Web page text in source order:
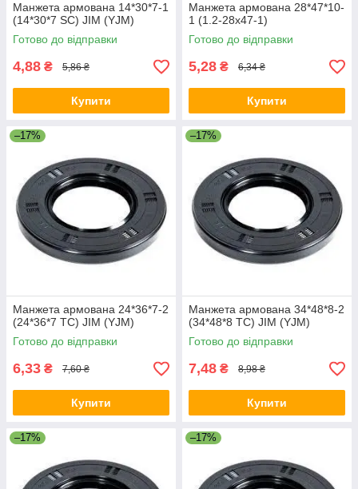
Манжета армована 14*30*7-1
(14*30*7 SC) JIM (YJM)
Готово до відправки
4,88 ₴ 5,86 ₴
Купити
Манжета армована 28*47*10-
1 (1.2-28х47-1)
Готово до відправки
5,28 ₴ 6,34 ₴
Купити
–17%
Манжета армована 24*36*7-2
(24*36*7 TC) JIM (YJM)
Готово до відправки
6,33 ₴ 7,60 ₴
Купити
–17%
Манжета армована 34*48*8-2
(34*48*8 TC) JIM (YJM)
Готово до відправки
7,48 ₴ 8,98 ₴
Купити
–17% –17%